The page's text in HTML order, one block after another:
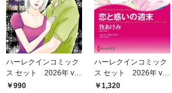
ハーレクインコミック
ス セット 2026年 vo
l.795
990
ハーレクインコミック
ス セット 2026年 vo
l.856
1,320